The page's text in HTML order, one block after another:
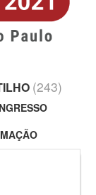
(243)